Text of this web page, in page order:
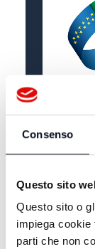
Consenso
Questo sito
Questo sito o
impiega
parti che non